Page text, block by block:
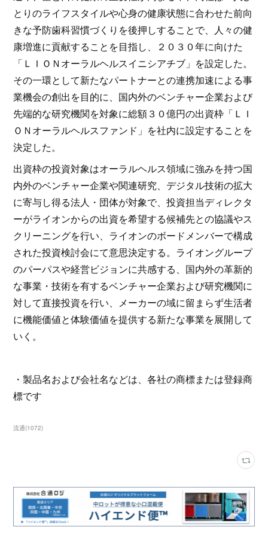
とりのライフスタイルや心身の健康状態に合わせた前向
きな予防歯科習慣づくりを後押しすることで、人々の健
康増進に貢献することを目指し、２０３０年に向けた
「ＬＩＯＮオーラルヘルスイニシアチブ」を設定した。
その一環として新たなパートナーとの連携加速による事
業機会の創出を目的に、国内外のベンチャー企業および
先端的な研究機関を対象に総額３０億円の出資枠「ＬＩ
ＯＮオーラルヘルスファンド」を社内に設定することを
決定した。
出資枠の投資対象はオーラルヘルス領域に強みを持つ国
内外のベンチャー企業や関連研究、デジタル技術の拡大
に寄与し得る法人・団体が対象で、投資担当ディレクタ
ーがライオンからの出資を希望する候補先との協議やス
クリーニングを行い、ライオンのボードメンバーで構成
された投資検討会にて意思決定する。ライオングループ
のパーパスや経営ビジョンに共感する、国内外の革新的
な事業・技術を有するベンチャー企業および研究機関に
対して直接投資を行い、メーカーの域に留まらず生活者
に機能価値と体験価値を提供する新たな事業を展開して
いく。
・製品名および会社名などは、各社の商標または登録商
標です
流通(1072)